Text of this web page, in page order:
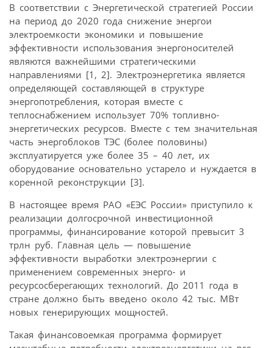
В соответствии с Энергетической стратегией России
на период до 2020 года снижение энергои
электроемкости экономики и повышение
эффективности использования энергоносителей
являются важнейшими стратегическими
направлениями [1, 2]. Электроэнергетика является
определяющей составляющей в структуре
энергопотребления, которая вместе с
теплоснабжением использует 70% топливно-
энергетических ресурсов. Вместе с тем значительная
часть энергоблоков ТЭС (более половины)
эксплуатируется уже более 35 – 40 лет, их
оборудование основательно устарело и нуждается в
коренной реконструкции [3].
В настоящее время РАО «ЕЭС России» приступило к
реализации долгосрочной инвестиционной
программы, финансирование которой превысит 3
трлн руб. Главная цель — повышение
эффективности выработки электроэнергии с
применением современных энерго- и
ресурсосберегающих технологий. До 2011 года в
стране должно быть введено около 42 тыс. МВт
новых генерирующих мощностей.
Такая финансовоемкая программа формирует